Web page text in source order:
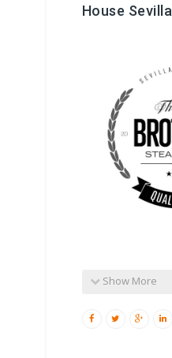
House Sevilla
Show More